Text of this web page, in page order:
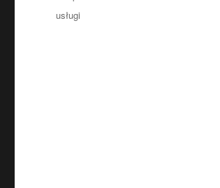
publikacji
Kategorie
usługi